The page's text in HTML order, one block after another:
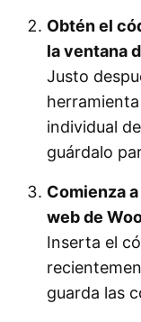
Obtén el
la ventana
Justo
individual
guárdalo
Comienza
web de
Inserta el
guarda las